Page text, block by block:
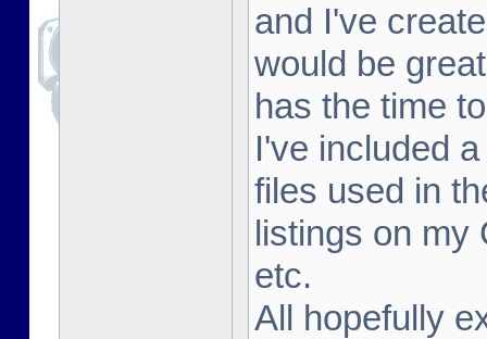
and I've
would be
has the time
I've included
files used in
listings on my
etc.
All hopefully